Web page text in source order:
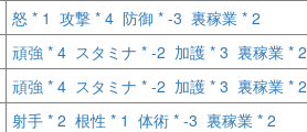
怒 * 1 攻撃 * 4 防御 * -3 裏稼業 * 2
頑強 * 4 スタミナ * -2 加護 * 3 裏稼業 * 2
頑強 * 4 スタミナ * -2 加護 * 3 裏稼業 * 2
射手 * 2 根性 * 1 体術 * -3 裏稼業 * 2